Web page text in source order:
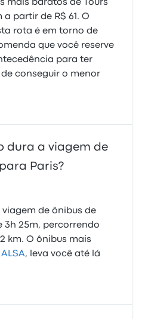
mais baratos de Tours
partir de R$ 61. O
rota é em torno de
que você reserve
para ter
conseguir o menor
dura a viagem de
Paris?
de ônibus de
3h 25m, percorrendo
km. O ônibus mais
ALSA, leva você até lá